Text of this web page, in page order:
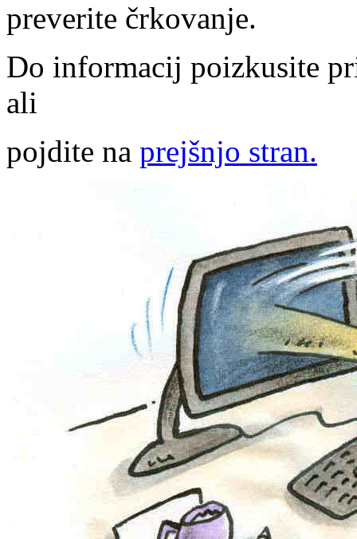
preverite črkovanje.
Do informacij poizkusite
ali
pojdite na prejšnjo stran.